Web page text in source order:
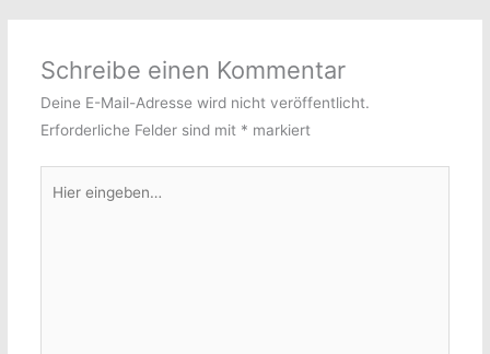
Schreibe einen Kommentar
Deine E-Mail-Adresse wird nicht veröffentlicht.
Erforderliche Felder sind mit * markiert
eingeben…